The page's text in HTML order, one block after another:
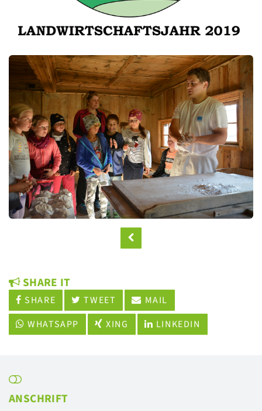
SHARE IT
SHARE TWEET
MAIL
WHATSAPP
XING LINKEDIN
ANSCHRIFT